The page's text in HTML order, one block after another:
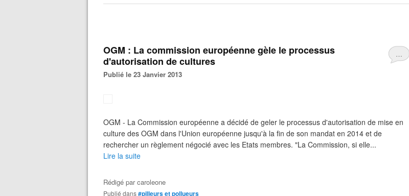
…
OGM : La commission européenne gèle le processus
d'autorisation de cultures
Publié le 23 Janvier 2013
OGM - La Commission européenne a décidé de geler le processus d'autorisation de mise en
culture des OGM dans l'Union européenne jusqu'à la fin de son mandat en 2014 et de
rechercher un règlement négocié avec les Etats membres. "La Commission, si elle...
Lire la suite
Rédigé parcaroleone
Publié dans#pilleurs et pollueurs